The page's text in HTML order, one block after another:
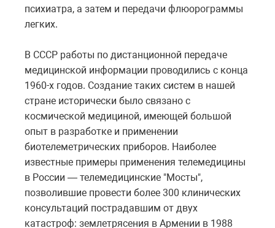
психиатра, а затем и передачи флюорограммы
легких.
В СССР работы по дистанционной передаче
медицинской информации проводились с конца
1960-х годов. Создание таких систем в нашей
стране исторически было связано с
космической медициной, имеющей большой
опыт в разработке и применении
биотелеметрических приборов. Наиболее
известные примеры применения телемедицины
в России — телемедицинские "Мосты",
позволившие провести более 300 клинических
консультаций пострадавшим от двух
катастроф: землетрясения в Армении в 1988